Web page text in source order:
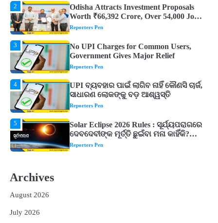
3
No UPI Charges for Common Users,
Government Gives Major Relief
Reporters Pen
4
UPI ବ୍ୟବହାର ପାଇଁ ଲାଗିବ ନାହିଁ କୌଣସି ଚାର୍ଜ,
ସାଧାରଣ ଲୋକଙ୍କୁ ବଡ଼ ଆଶ୍ୱସ୍ତି
Reporters Pen
5
Solar Eclipse 2026 Rules : ସୂର୍ଯ୍ୟପରାଗରେ
ଦେବଦେବୀଙ୍କ ମୂର୍ତ୍ତି ଛୁଇଁବା ମନା କାହିଁକି?
ଜାଣନ୍ତୁ ଏହା ପଛରେ ଥିବା ଧାର୍ମିକ ମାନ୍ୟତା
Reporters Pen
1
Dreaming of Gold, Peacock or Temple?
Know What These 5 Auspicious Dreams
Are Believed to Mean
Reporters Pen
Archives
August 2026
July 2026